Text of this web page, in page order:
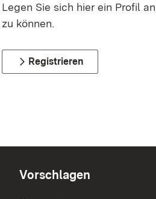
Legen Sie sich hier ein Profil
zu können.
Registrieren
Vorschlagen